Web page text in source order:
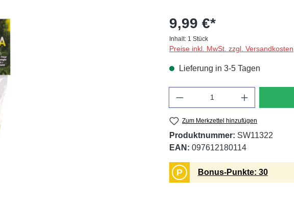
9,99 €*
Inhalt: 1 Stück
Preise inkl. MwSt. zzgl. Versandkosten
Lieferung in 3-5 Tagen
Zum Merkzettel hinzufügen
Produktnummer: SW11322
EAN: 097612180114
P Bonus-Punkte: 30